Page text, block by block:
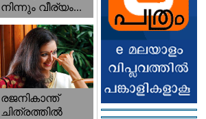
നിന്നും വീര്യം...
രജനികാന്ത്
ചിത്രത്തിൽ